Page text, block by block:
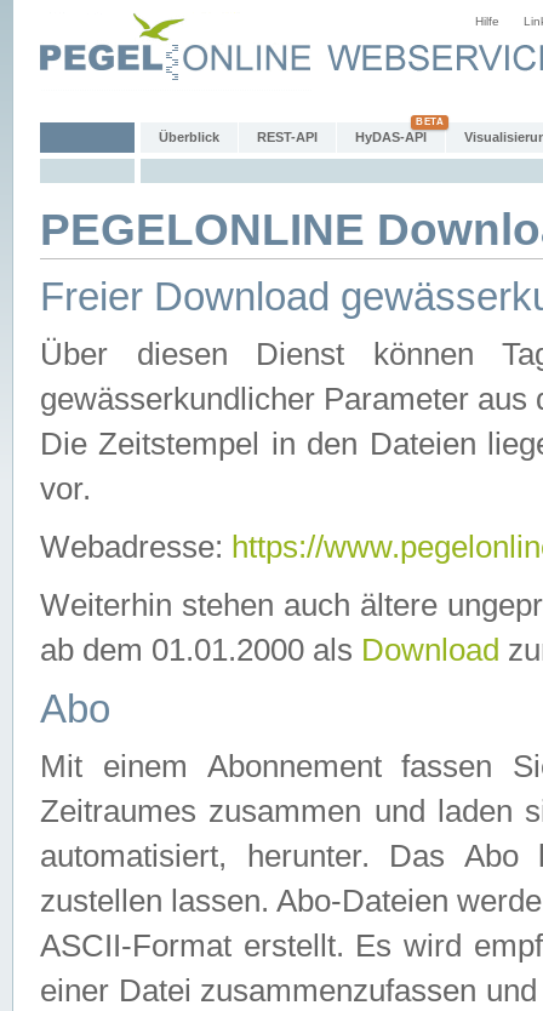
Hilfe
Überblick REST-API HyDAS-API
PEGELONLINE
Freier Download
Über diesen Dienst können
gewässerkundlicher Parameter aus
Die Zeitstempel in den Dateien
vor.
Webadresse: https://
Weiterhin stehen auch ältere
ab dem 01.01.2000 als Download
Abo
Mit einem Abonnement fassen
Zeitraumes zusammen und laden
automatisiert, herunter. Das
zustellen lassen. Abo-Dateien
ASCII-Format erstellt. Es wird
einer Datei zusammenzufassen